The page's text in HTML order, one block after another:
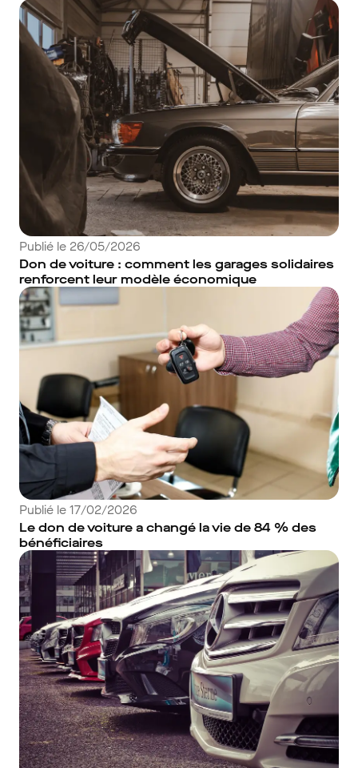
Publié le 26/05/2026
Don de voiture : comment les garages solidaires
renforcent leur modèle économique
Publié le 17/02/2026
Le don de voiture a changé la vie de 84 % des
bénéficiaires